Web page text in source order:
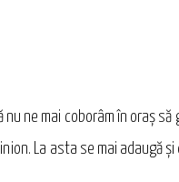
ne mai coborâm în oraş
La asta se mai adaugă